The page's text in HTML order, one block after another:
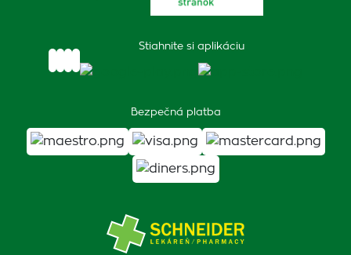
Stiahnite si aplikáciu
Bezpečná platba